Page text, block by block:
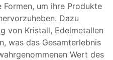
um ihre Produkte
Dazu
von Kristall, Edelmetallen
was das Gesamterlebnis
Wert des